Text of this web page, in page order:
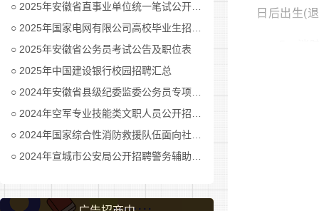
2025年安徽省直事业单位统一笔试公开招聘工作人员公告
2025年国家电网有限公司高校毕业生招聘公告(第二批)汇总
2025年安徽省公务员考试公告及职位表
2025年中国建设银行校园招聘汇总
2024年安徽省县级纪委监委公务员专项招考公告及职位表汇总
2024年空军专业技能类文职人员公开招考公告
2024年国家综合性消防救援队伍面向社会招录消防员公告
2024年宣城市公安局公开招聘警务辅助人员公告
日后出生(